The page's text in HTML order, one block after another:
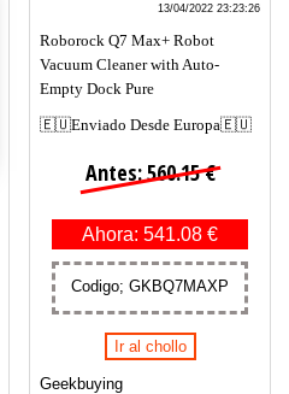
13/04/2022 23:23:26
Roborock Q7 Max+ Robot
Vacuum Cleaner with Auto-
Empty Dock Pure
🇪🇺Enviado Desde Europa🇪🇺
Antes: 560.15 €
Ahora: 541.08 €
Codigo; GKBQ7MAXP
Ir al chollo
Geekbuying